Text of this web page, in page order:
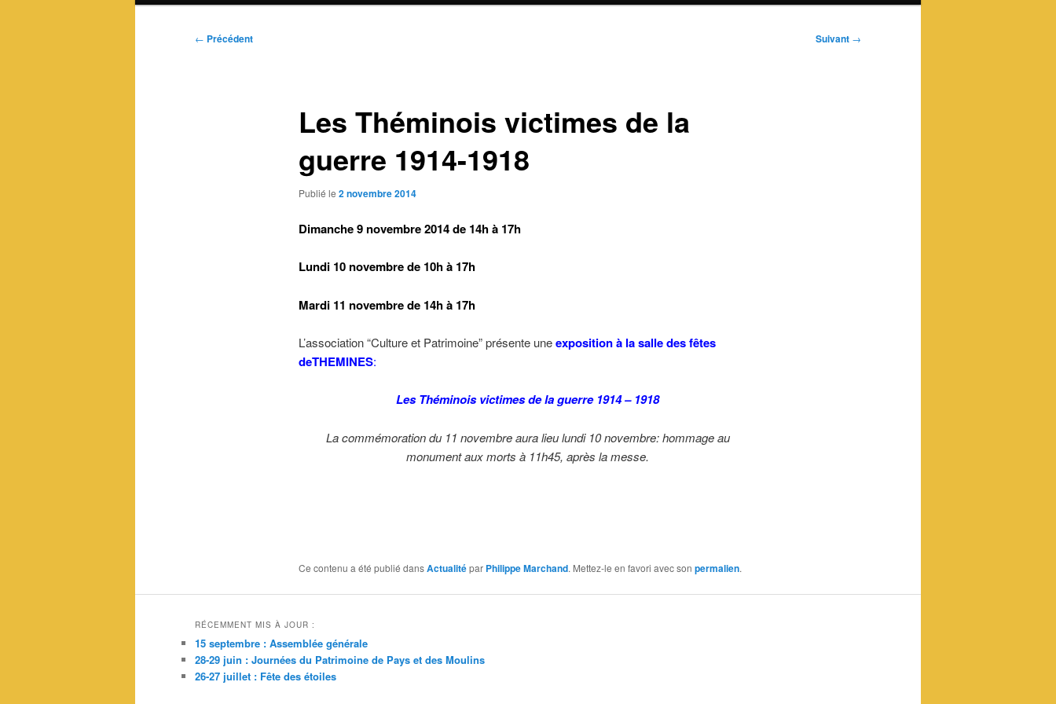
Navigation
← Précédent Suivant →
Les Théminois victimes de la
guerre 1914-1918
Publié le 2 novembre 2014
Dimanche 9 novembre 2014 de 14h à 17h
Lundi 10 novembre de 10h à 17h
Mardi 11 novembre de 14h à 17h
L’association “Culture et Patrimoine” présente uneexposition à la salle des fêtes
deTHEMINES:
Les Théminois victimes de la guerre 1914 – 1918
La commémoration du 11 novembre aura lieu lundi 10 novembre: hommage au
monument aux morts à 11h45, après la messe.
Ce contenu a été publié dansActualitépar Philippe Marchand. Mettez-le en favori avec son permalien.
RÉCEMMENT MIS À JOUR :
15 septembre : Assemblée générale
28-29 juin : Journées du Patrimoine de Pays et des Moulins
26-27 juillet : Fête des étoiles